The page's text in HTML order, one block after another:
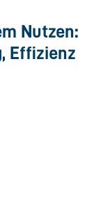
Nutzen:
Effizienz